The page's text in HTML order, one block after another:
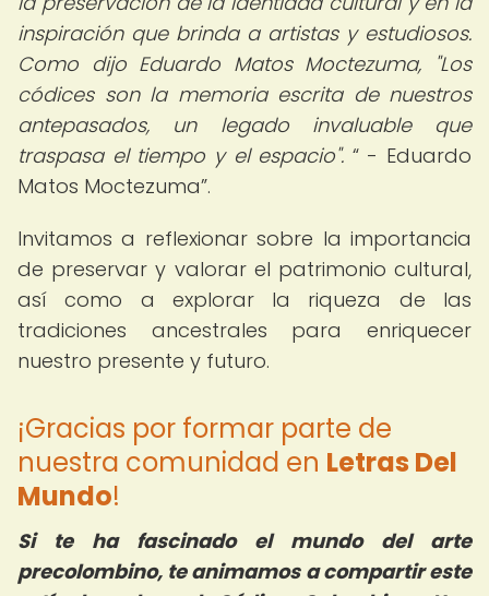
inspiración que brinda a artistas y estudiosos.
Como dijo Eduardo Matos Moctezuma, "Los
códices son la memoria escrita de nuestros
antepasados, un legado invaluable que
traspasa el tiempo y el espacio". - Eduardo
Matos Moctezuma .
Invitamos a reflexionar sobre la importancia
de preservar y valorar el patrimonio cultural,
así como a explorar la riqueza de las
tradiciones ancestrales para enriquecer
nuestro presente y futuro.
¡Gracias por formar parte de
nuestra comunidad en Letras Del
Mundo!
Si te ha fascinado el mundo del arte
precolombino, te animamos a compartir este